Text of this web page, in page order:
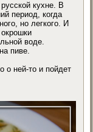
кухне. В
период, когда
но легкого. И
воде.
пиве.
о ней-то и пойдет